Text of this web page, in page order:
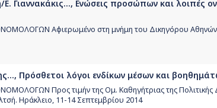
Ενώσεις προσώπων και λοιπές
Αφιερωμένο στη μνήμη του Δικηγόρου Αθηνών
Πρόσθετοι λόγοι ενδίκων μέσων και
Προς τιμήν της Ομ. Καθηγήτριας της Πολιτικής
Ηράκλειο, 11-14 Σεπτεμβρίου 2014